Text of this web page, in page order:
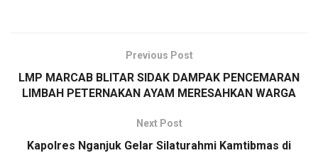
Previous Post
LMP MARCAB BLITAR SIDAK DAMPAK PENCEMARAN
LIMBAH PETERNAKAN AYAM MERESAHKAN WARGA
Next Post
Kapolres Nganjuk Gelar Silaturahmi Kamtibmas di